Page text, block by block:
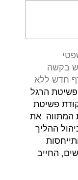
בקשה
חדש ללא
הרגל
פשיטת
המתווה את
ההליך
החייב